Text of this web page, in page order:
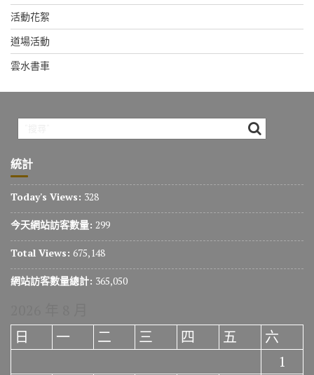
活動花絮
道場活動
雲水書車
統計
Today's Views: 328
今天網站訪客數量: 299
Total Views: 675,148
網站訪客數量總計: 365,050
日
一 二 三 四 五
六
1